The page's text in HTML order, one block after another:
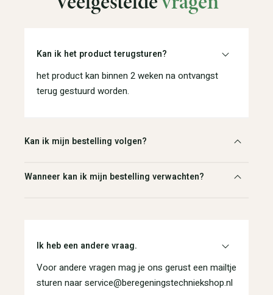
Kan ik het product terugsturen?
het product kan binnen 2 weken na ontvangst
terug gestuurd worden.
Kan ik mijn bestelling volgen?
Wanneer kan ik mijn bestelling verwachten?
Ik heb een andere vraag.
Voor andere vragen mag je ons gerust een mailtje
sturen naar service@beregeningstechniekshop.nl